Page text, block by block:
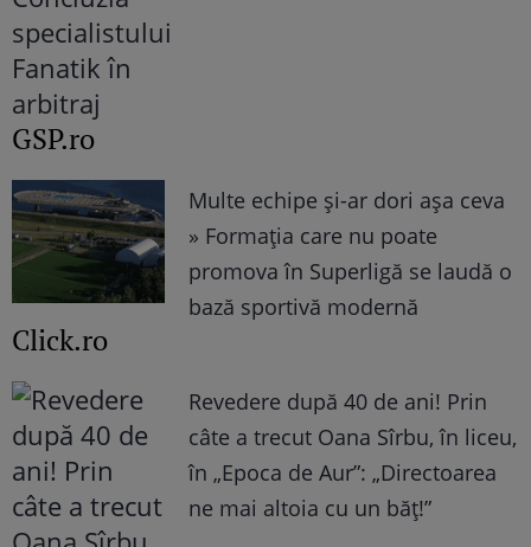
GSP.ro
Multe echipe și-ar dori așa ceva
» Formația care nu poate
promova în Superligă se laudă o
bază sportivă modernă
Click.ro
Revedere după 40 de ani! Prin
câte a trecut Oana Sîrbu, în liceu,
în „Epoca de Aur”: „Directoarea
ne mai altoia cu un băț!”